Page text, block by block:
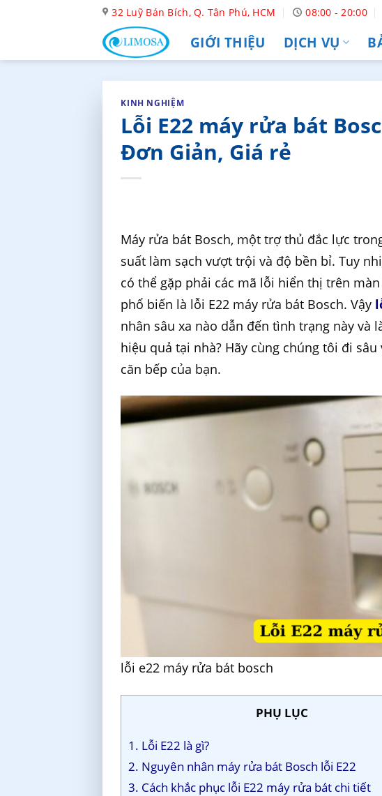
32 Luỹ Bán Bích, Q. Tân Phú, HCM 08:00 - 20:00
GIỚI THIỆU DỊCH VỤ
KINH NGHIỆM
Lỗi E22 máy rửa bát
Đơn Giản, Giá rẻ
Máy rửa bát Bosch, một trợ thủ đắc lực
suất làm sạch vượt trội và độ bền bỉ. Tuy
có thể gặp phải các mã lỗi hiển thị trên
phổ biến là lỗi E22 máy rửa bát Bosch. Vậy
nhân sâu xa nào dẫn đến tình trạng này và
hiệu quả tại nhà? Hãy cùng chúng tôi đi
căn bếp của bạn.
lỗi e22 máy rửa bát bosch
PHỤ LỤC
1. Lỗi E22 là gì?
2. Nguyên nhân máy rửa bát Bosch lỗi E22
3. Cách khắc phục lỗi E22 máy rửa bát chi tiết